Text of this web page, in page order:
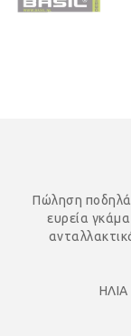
Πώληση
ευρεία